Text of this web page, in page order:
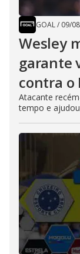
GOAL/ 09/
Wesley
garante
contra o
Atacante
tempo e